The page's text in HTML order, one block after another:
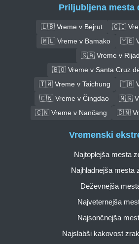
Priljubljena mesta
🇱🇧 Vreme v Bejrut
🇨🇮
🇲🇱 Vreme v Bamako
🇾🇪
🇸🇦 Vreme v Rijad
🇧🇴 Vreme v Santa Cruz
🇹🇼 Vreme v Taichung
🇹🇷
🇨🇳 Vreme v Čingdao
🇳🇬
🇨🇳 Vreme v Nančang
🇨🇳
Vremenski
Najtoplejša mesta
Najhladnejša mesta
Deževnejša
Najveternejša
Najsončnejša
Najslabši kakovost